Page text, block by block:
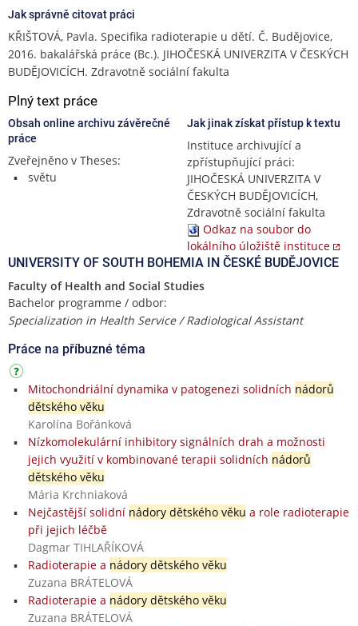
Jak správně citovat práci
KŘIŠTOVÁ, Pavla. Specifika radioterapie u dětí. Č. Budějovice,
2016. bakalářská práce (Bc.). JIHOČESKÁ UNIVERZITA V ČESKÝCH
BUDĚJOVICÍCH. Zdravotně sociální fakulta
Plný text práce
Obsah online archivu závěrečné
práce
Zveřejněno v Theses:
světu
Jak jinak získat přístup k textu
Instituce archivující a
zpřístupňující práci:
JIHOČESKÁ UNIVERZITA V
ČESKÝCH BUDĚJOVICÍCH,
Zdravotně sociální fakulta
Odkaz na soubor do
lokálního úložiště instituce
UNIVERSITY OF SOUTH BOHEMIA IN ČESKÉ BUDĚJOVICE
Faculty of Health and Social Studies
Bachelor programme / odbor:
Specialization in Health Service / Radiological Assistant
Práce na příbuzné téma
Mitochondriální dynamika v patogenezi solidních nádorů
dětského věku
Karolína Bořánková
Nízkomolekulární inhibitory signálních drah a možnosti
jejich využití v kombinované terapii solidních nádorů
dětského věku
Mária Krchniaková
Nejčastější solidní nádory dětského věku a role radioterapie
při jejich léčbě
Dagmar TIHLAŘÍKOVÁ
Radioterapie a nádory dětského věku
Zuzana BRÁTELOVÁ
Radioterapie a nádory dětského věku
Zuzana BRÁTELOVÁ